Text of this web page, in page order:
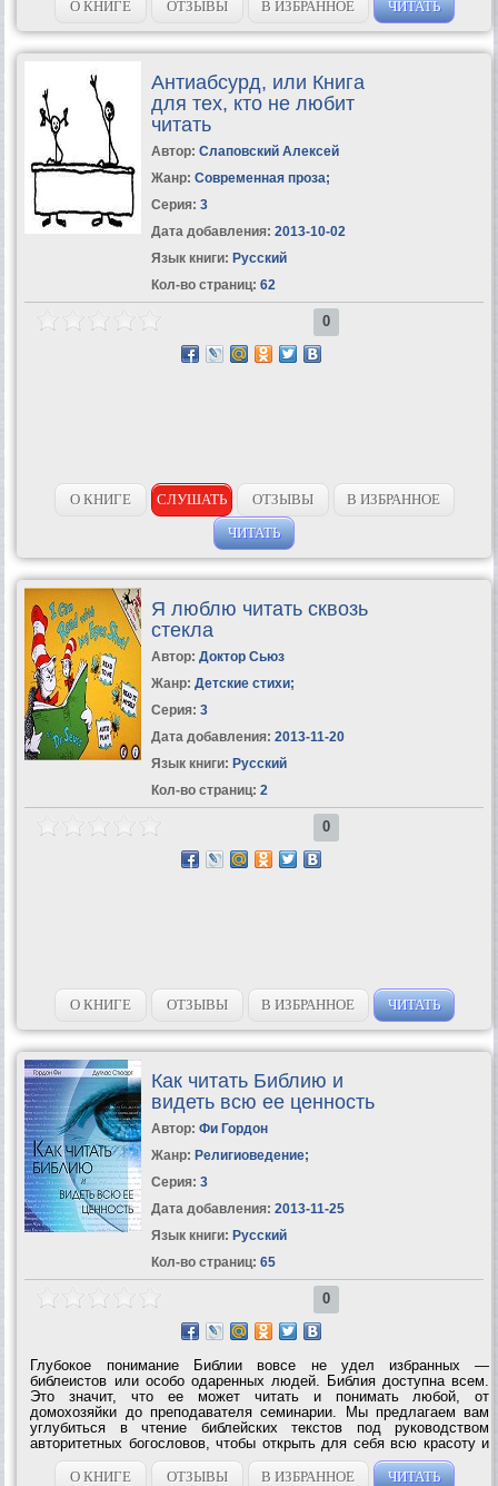
О КНИГЕ ОТЗЫВЫ В ИЗБРАННОЕ ЧИТАТЬ
Антиабсурд, или Книга
для тех, кто не любит
читать
Автор: Слаповский Алексей
Жанр: Современная проза;
Серия: 3
Дата добавления: 2013-10-02
Язык книги: Русский
Кол-во страниц: 62
0
О КНИГЕ СЛУШАТЬ ОТЗЫВЫ
В ИЗБРАННОЕ
ЧИТАТЬ
Я люблю читать сквозь
стекла
Автор: Доктор Сьюз
Жанр: Детские стихи;
Серия: 3
Дата добавления: 2013-11-20
Язык книги: Русский
Кол-во страниц: 2
0
О КНИГЕ ОТЗЫВЫ В ИЗБРАННОЕ ЧИТАТЬ
Как читать Библию и
видеть всю ее ценность
Автор: Фи Гордон
Жанр: Религиоведение;
Серия: 3
Дата добавления: 2013-11-25
Язык книги: Русский
Кол-во страниц: 65
0
Глубокое понимание Библии вовсе не удел избранных —
библеистов или особо одаренных людей. Библия доступна всем.
Это значит, что ее может читать и понимать любой, от
домохозяйки до преподавателя семинарии. Мы предлагаем вам
углубиться в чтение библейских текстов под руководством
авторитетных богословов, чтобы открыть для себя всю красоту и
ценность Писания и увидеть, как оно связано с вашей жизнью в 21
веке. Свыше полумиллиона...
О КНИГЕ ОТЗЫВЫ В ИЗБРАННОЕ ЧИТАТЬ